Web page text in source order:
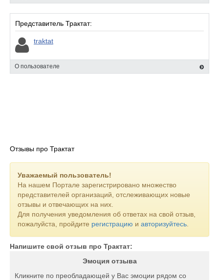
Представитель Трактат:
traktat
О пользователе
Отзывы про Трактат
Уважаемый пользователь!
На нашем Портале зарегистрировано множество
представителей организаций, отслеживающих новые
отзывы и отвечающих на них.
Для получения уведомления об ответах на свой отзыв,
пожалуйста, пройдите регистрацию и авторизуйтесь
Напишите свой отзыв про Трактат:
Эмоция отзыва
Кликните по преобладающей у Вас эмоции рядом со